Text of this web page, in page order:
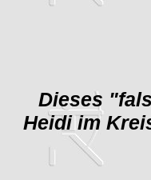
Dieses
Heidi im